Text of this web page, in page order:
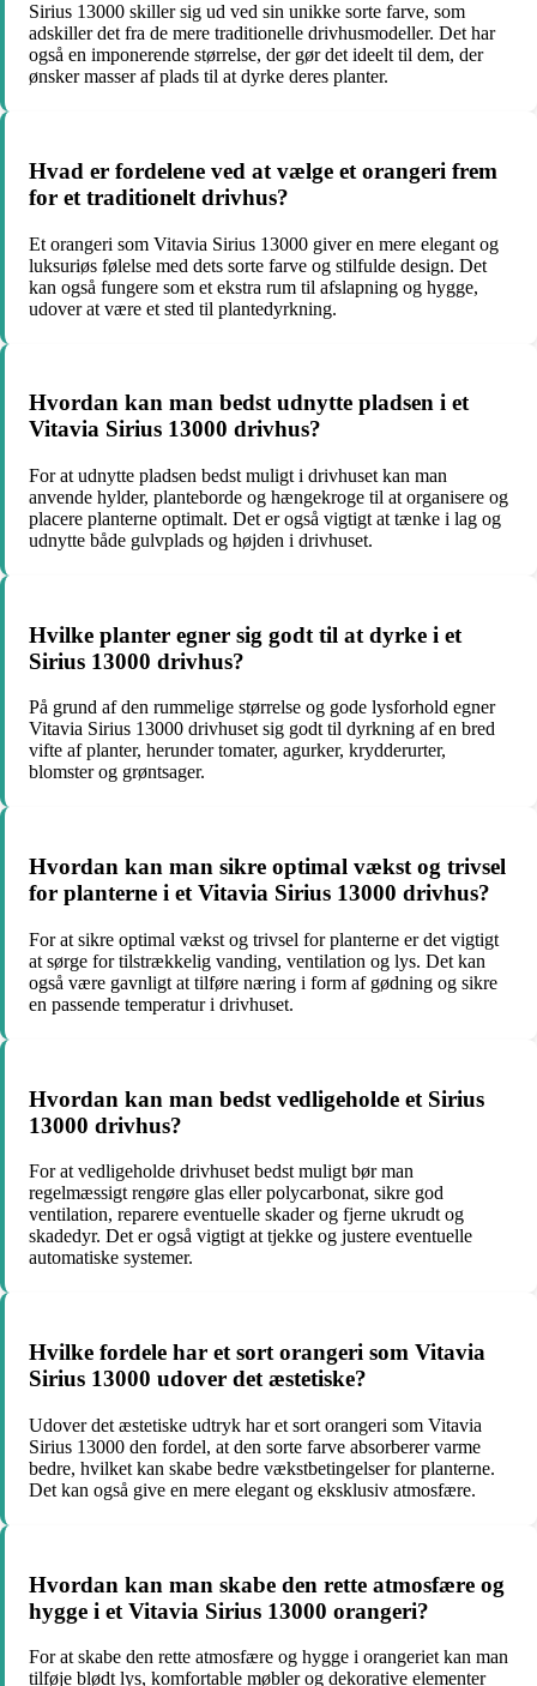
Sirius 13000 skiller sig ud ved sin unikke sorte farve, som
adskiller det fra de mere traditionelle drivhusmodeller. Det har
også en imponerende størrelse, der gør det ideelt til dem, der
ønsker masser af plads til at dyrke deres planter.
Hvad er fordelene ved at vælge et orangeri frem
for et traditionelt drivhus?
Et orangeri som Vitavia Sirius 13000 giver en mere elegant og
luksuriøs følelse med dets sorte farve og stilfulde design. Det
kan også fungere som et ekstra rum til afslapning og hygge,
udover at være et sted til plantedyrkning.
Hvordan kan man bedst udnytte pladsen i et
Vitavia Sirius 13000 drivhus?
For at udnytte pladsen bedst muligt i drivhuset kan man
anvende hylder, planteborde og hængekroge til at organisere og
placere planterne optimalt. Det er også vigtigt at tænke i lag og
udnytte både gulvplads og højden i drivhuset.
Hvilke planter egner sig godt til at dyrke i et
Sirius 13000 drivhus?
På grund af den rummelige størrelse og gode lysforhold egner
Vitavia Sirius 13000 drivhuset sig godt til dyrkning af en bred
vifte af planter, herunder tomater, agurker, krydderurter,
blomster og grøntsager.
Hvordan kan man sikre optimal vækst og trivsel
for planterne i et Vitavia Sirius 13000 drivhus?
For at sikre optimal vækst og trivsel for planterne er det vigtigt
at sørge for tilstrækkelig vanding, ventilation og lys. Det kan
også være gavnligt at tilføre næring i form af gødning og sikre
en passende temperatur i drivhuset.
Hvordan kan man bedst vedligeholde et Sirius
13000 drivhus?
For at vedligeholde drivhuset bedst muligt bør man
regelmæssigt rengøre glas eller polycarbonat, sikre god
ventilation, reparere eventuelle skader og fjerne ukrudt og
skadedyr. Det er også vigtigt at tjekke og justere eventuelle
automatiske systemer.
Hvilke fordele har et sort orangeri som Vitavia
Sirius 13000 udover det æstetiske?
Udover det æstetiske udtryk har et sort orangeri som Vitavia
Sirius 13000 den fordel, at den sorte farve absorberer varme
bedre, hvilket kan skabe bedre vækstbetingelser for planterne.
Det kan også give en mere elegant og eksklusiv atmosfære.
Hvordan kan man skabe den rette atmosfære og
hygge i et Vitavia Sirius 13000 orangeri?
For at skabe den rette atmosfære og hygge i orangeriet kan man
tilføje blødt lys, komfortable møbler og dekorative elementer